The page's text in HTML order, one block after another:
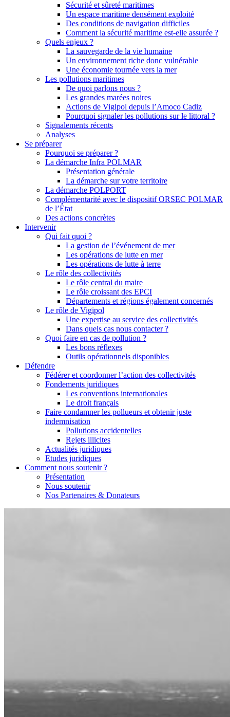
Sécurité et sûreté maritimes
Un espace maritime densément exploité
Des conditions de navigation difficiles
Comment la sécurité maritime est-elle assurée ?
Quels enjeux ?
La sauvegarde de la vie humaine
Un environnement riche donc vulnérable
Une économie tournée vers la mer
Les pollutions maritimes
De quoi parlons nous ?
Les grandes marées noires
Actions de Vigipol depuis l’Amoco Cadiz
Pourquoi signaler les pollutions sur le littoral ?
Signalements récents
Analyses
Se préparer
Pourquoi se préparer ?
La démarche Infra POLMAR
Présentation générale
La démarche sur votre territoire
La démarche POLPORT
Complémentarité avec le dispositif ORSEC POLMAR
de l’État
Des actions concrètes
Intervenir
Qui fait quoi ?
La gestion de l’événement de mer
Les opérations de lutte en mer
Les opérations de lutte à terre
Le rôle des collectivités
Le rôle central du maire
Le rôle croissant des EPCI
Départements et régions également concernés
Le rôle de Vigipol
Une expertise au service des collectivités
Dans quels cas nous contacter ?
Quoi faire en cas de pollution ?
Les bons réflexes
Outils opérationnels disponibles
Défendre
Fédérer et coordonner l’action des collectivités
Fondements juridiques
Les conventions internationales
Le droit français
Faire condamner les pollueurs et obtenir juste
indemnisation
Pollutions accidentelles
Rejets illicites
Actualités juridiques
Etudes juridiques
Comment nous soutenir ?
Présentation
Nous soutenir
Nos Partenaires & Donateurs